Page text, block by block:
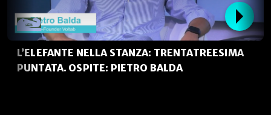
L’ELEFANTE NELLA STANZA: TRENTATREESIMA
PUNTATA. OSPITE: PIETRO BALDA